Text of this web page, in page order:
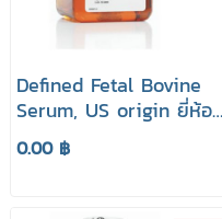
Defined Fetal Bovine
Serum, US origin ยี่ห้อ
HyClone
0.00 ฿